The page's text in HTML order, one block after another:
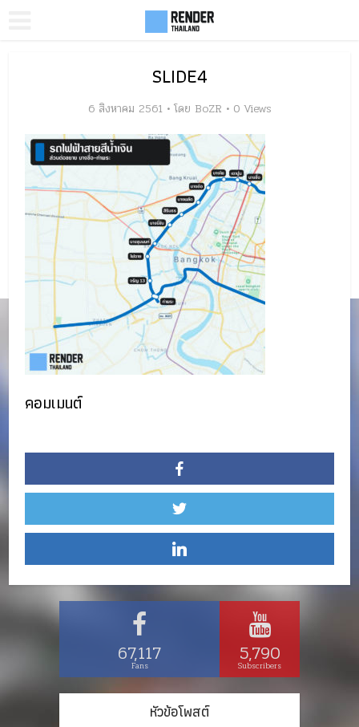
SLIDE4
6 สิงหาคม 2561 โดย BoZR 0 Views
คอมเมนต์
67,117
Fans 5,790
Subscribers
หัวข้อโพสต์